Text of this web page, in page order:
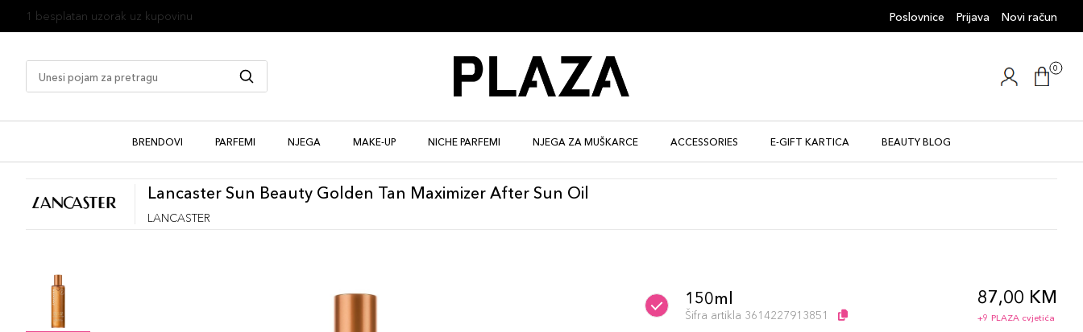
1 besplatan uzorak uz kupovinu Poslovnice Prijava Novi račun
0
BRENDOVI PARFEMI NJEGA MAKE-UP NICHE PARFEMI NJEGA ZA MUŠKARCE ACCESSORIES E-GIFT KARTICA BEAUTY BLOG
Lancaster Sun Beauty Golden Tan Maximizer After Sun Oil
LANCASTER
150ml
Šifra artikla 3614227913851
87,00 KM
+9 PLAZA cvjetića